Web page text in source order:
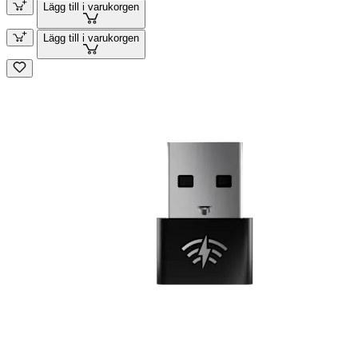
Lägg till i varukorgen
Lägg till i varukorgen